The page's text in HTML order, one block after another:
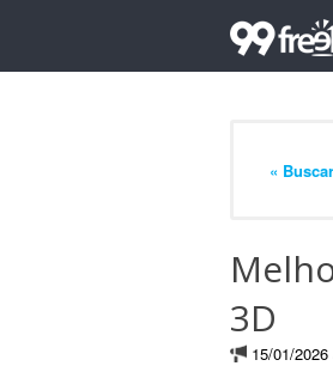
«
3D
15/01/